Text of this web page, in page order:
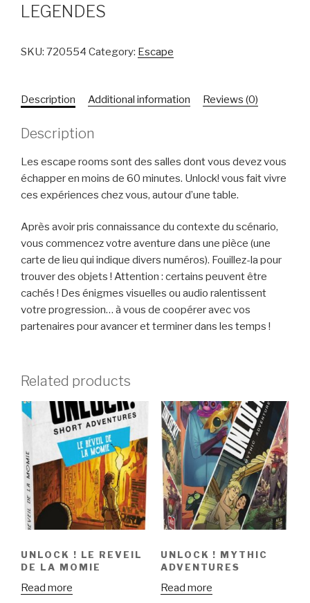
LEGENDES
SKU: 720554 Category: Escape
Description Additional information Reviews (0)
Description
Les escape rooms sont des salles dont vous devez vous
échapper en moins de 60 minutes. Unlock! vous fait vivre
ces expériences chez vous, autour d’une table.
Après avoir pris connaissance du contexte du scénario,
vous commencez votre aventure dans une pièce (une
carte de lieu qui indique divers numéros). Fouillez-la pour
trouver des objets ! Attention : certains peuvent être
cachés ! Des énigmes visuelles ou audio ralentissent
votre progression… à vous de coopérer avec vos
partenaires pour avancer et terminer dans les temps !
Related products
UNLOCK ! LE REVEIL
DE LA MOMIE
Read more
UNLOCK ! MYTHIC
ADVENTURES
Read more